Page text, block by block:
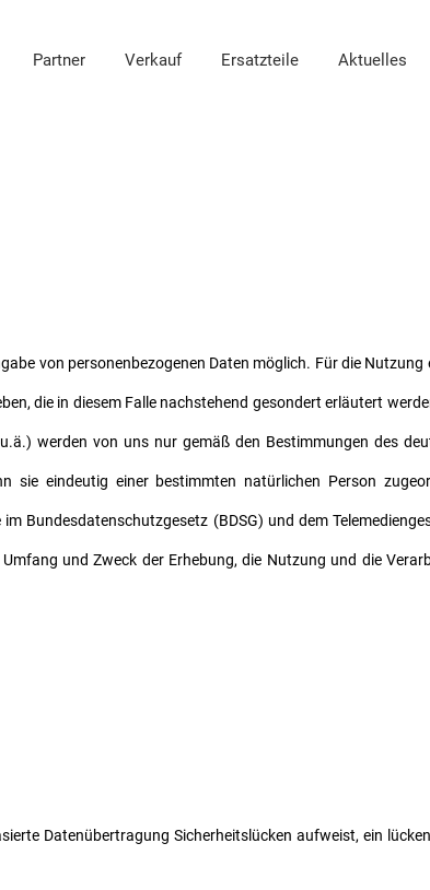
Partner Verkauf Ersatzteile Aktuelles
von personenbezogenen Daten möglich. Für die Nutzung
die in diesem Falle nachstehend gesondert erläutert
werden von uns nur gemäß den Bestimmungen des
sie eindeutig einer bestimmten natürlichen Person
Bundesdatenschutzgesetz (BDSG) und dem
und Zweck der Erhebung, die Nutzung und die
Datenübertragung Sicherheitslücken aufweist, ein